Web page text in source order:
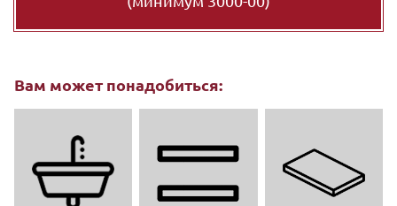
Вам может понадобиться: